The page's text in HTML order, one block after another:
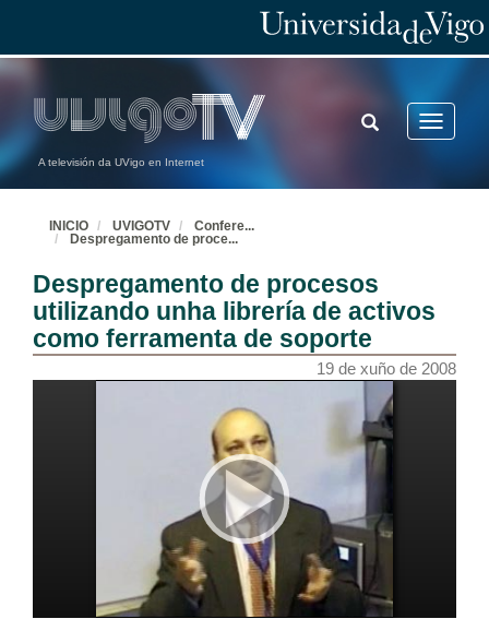
A televisión da UVigo en Internet
Toggle
TOGGLE
SEARCH
INICIO UVIGOTV Confere...
Despregamento de proce...
Despregamento de procesos
utilizando unha librería de activos
como ferramenta de soporte
19 de xuño de 2008